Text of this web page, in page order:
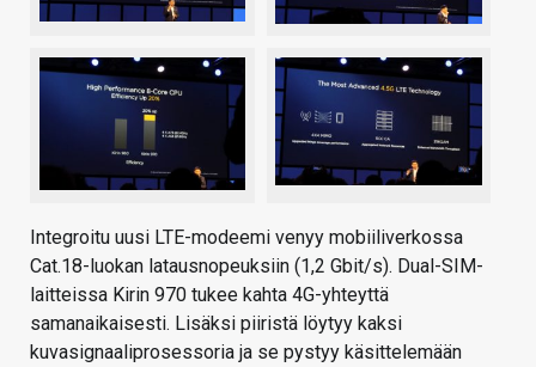
Integroitu uusi LTE-modeemi venyy mobiiliverkossa
Cat.18-luokan latausnopeuksiin (1,2 Gbit/s). Dual-SIM-
laitteissa Kirin 970 tukee kahta 4G-yhteyttä
samanaikaisesti. Lisäksi piiristä löytyy kaksi
kuvasignaaliprosessoria ja se pystyy käsittelemään